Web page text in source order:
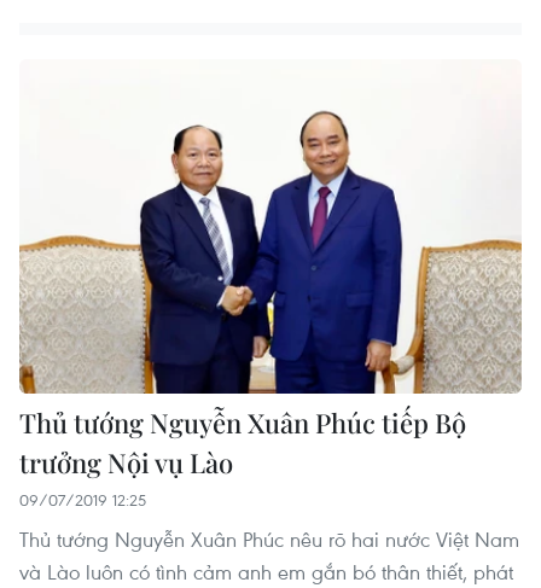
Thủ tướng Nguyễn Xuân Phúc tiếp Bộ
trưởng Nội vụ Lào
09/07/2019 12:25
Thủ tướng Nguyễn Xuân Phúc nêu rõ hai nước Việt Nam
và Lào luôn có tình cảm anh em gắn bó thân thiết, phát